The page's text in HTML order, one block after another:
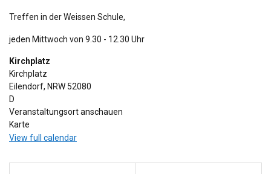
Treffen in der Weissen Schule,
jeden Mittwoch von 9.30 - 12.30 Uhr
Kirchplatz
Kirchplatz
Eilendorf, NRW 52080
D
Veranstaltungsort anschauen
Karte
View full calendar